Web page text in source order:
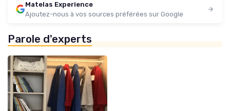
Matelas Experience
Ajoutez-nous à vos sources préférées sur Google
Parole d'experts